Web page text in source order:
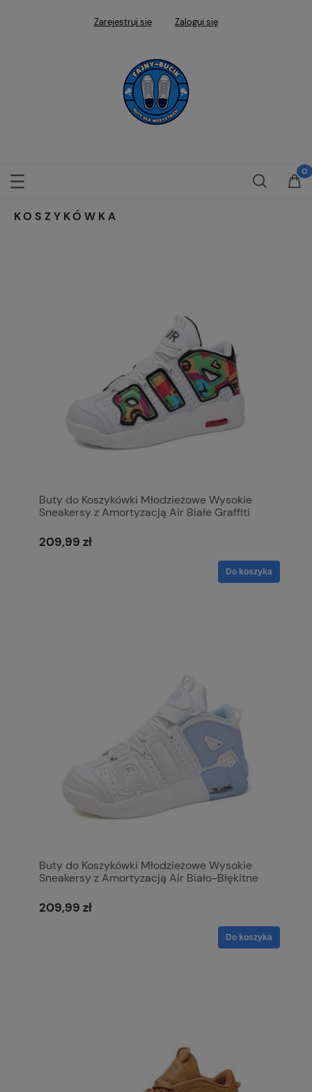
Zarejestruj się Zaloguj się
KOSZYKÓWKA
Buty do Koszykówki Młodzieżowe Wysokie
Sneakersy z Amortyzacją Air Białe Graffiti
209,99 zł
Do koszyka
Buty do Koszykówki Młodzieżowe Wysokie
Sneakersy z Amortyzacją Air Biało-Błękitne
209,99 zł
Do koszyka